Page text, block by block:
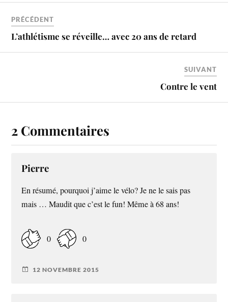
PRÉCÉDENT
L’athlétisme se réveille… avec 20 ans de retard
SUIVANT
Contre le vent
2 Commentaires
Pierre
En résumé, pourquoi j’aime le vélo? Je ne le sais pas
mais … Maudit que c’est le fun! Même à 68 ans!
0 0
12 NOVEMBRE 2015